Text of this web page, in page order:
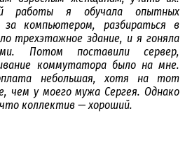
работы я обучала опытных
за компьютером, разбираться в
трехэтажное здание, и я гоняла
Потом поставили сервер,
коммутатора было на мне.
небольшая, хотя на тот
чем у моего мужа Сергея. Однако
коллектив — хороший.